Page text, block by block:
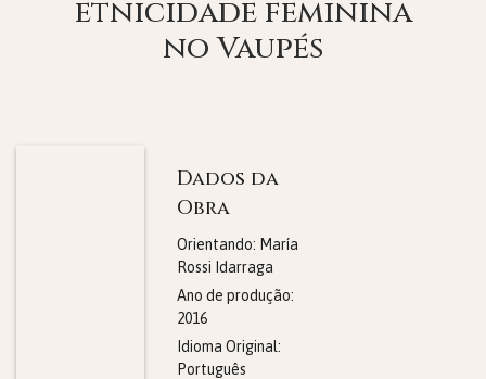
etnicidade feminina
no Vaupés
Dados da
Obra
Orientando: María
Rossi Idarraga
Ano de produção:
2016
Idioma Original:
Português